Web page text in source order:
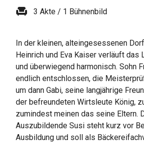
chair 3 Akte / 1 Bühnenbild
In der kleinen, alteingesessenen
Heinrich und Eva Kaiser verläuft das
und überwiegend harmonisch. Sohn
endlich entschlossen, die
um dann Gabi, seine langjährige
der befreundeten Wirtsleute König,
zumindest meinen das seine Eltern.
Auszubildende Susi steht kurz vor
Ausbildung und soll als